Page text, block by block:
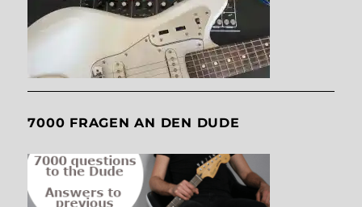
7000 FRAGEN AN DEN DUDE